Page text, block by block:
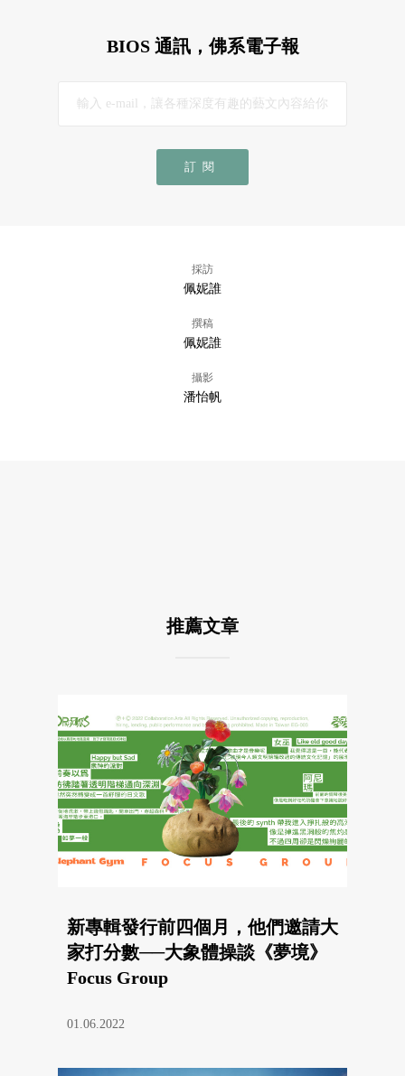
BIOS 通訊，佛系電子報
訂閱
採訪
佩妮誰
撰稿
佩妮誰
攝影
潘怡帆
推薦文章
新專輯發行前四個月，他們邀請大
家打分數──大象體操談《夢境》
Focus Group
01.06.2022